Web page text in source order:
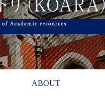
ABOUT